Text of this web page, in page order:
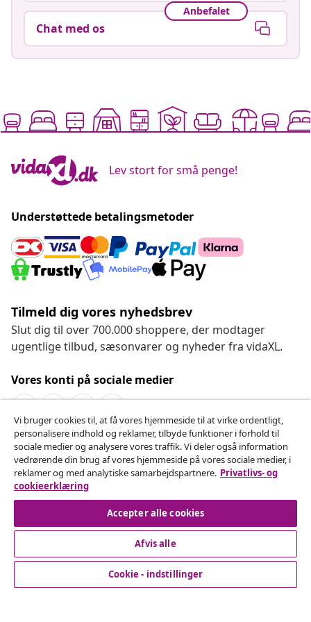
Anbefalet
Chat med os
Lev stort for små penge!
Understøttede betalingsmetoder
Tilmeld dig vores nyhedsbrev
Slut dig til over 700.000 shoppere, der modtager
ugentlige tilbud, sæsonvarer og nyheder fra vidaXL.
Vores konti på sociale medier
Fortryd køb
Indsend en anmodning om at fortryde din ordre.
Fortryd køb
Kundeservice
Vi bruger cookies til, at få vores hjemmeside til at virke ordentligt,
personalisere indhold og reklamer, tilbyde funktioner i forhold til
sociale medier og analysere vores traffik. Vi deler også information
vedrørende din brug af vores hjemmeside på vores sociale medier, i
reklamer og med analytiske samarbejdspartnere. Privatlivs- og
cookieerklæring
Accepter alle cookies
Afvis alle
Cookie - indstillinger